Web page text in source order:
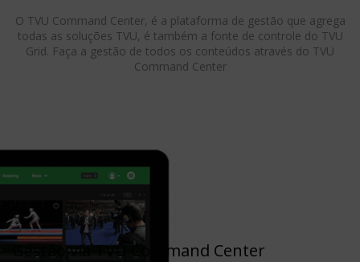
O TVU Command Center, é a plataforma de gestão que agrega
todas as soluções TVU, é também a fonte de controle do TVU
Grid. Faça a gestão de todos os conteúdos através do TVU
Command Center
Gestão via TVU Command Center